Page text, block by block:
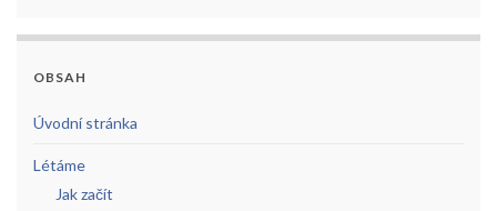
OBSAH
Úvodní stránka
Létáme
Jak začít